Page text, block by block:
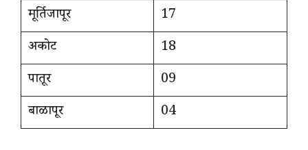
मूर्तिजापूर
17
अकोट
18
पातूर
09
बाळापूर
04